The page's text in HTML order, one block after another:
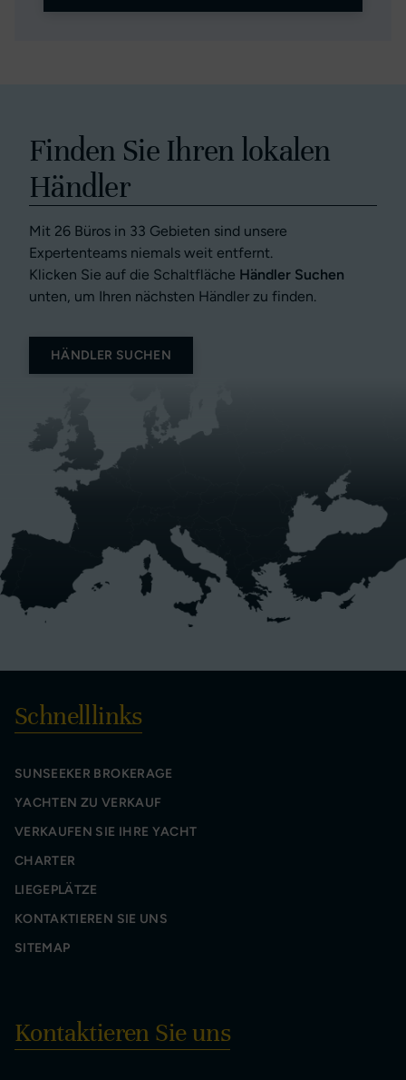
Finden Sie Ihren lokalen
Händler
Mit 26 Büros in 33 Gebieten sind unsere
Expertenteams niemals weit entfernt.
Klicken Sie auf die Schaltfläche Händler Suchen
unten, um Ihren nächsten Händler zu finden.
HÄNDLER SUCHEN
Schnelllinks
SUNSEEKER BROKERAGE
YACHTEN ZU VERKAUF
VERKAUFEN SIE IHRE YACHT
CHARTER
LIEGEPLÄTZE
KONTAKTIEREN SIE UNS
SITEMAP
Kontaktieren Sie uns